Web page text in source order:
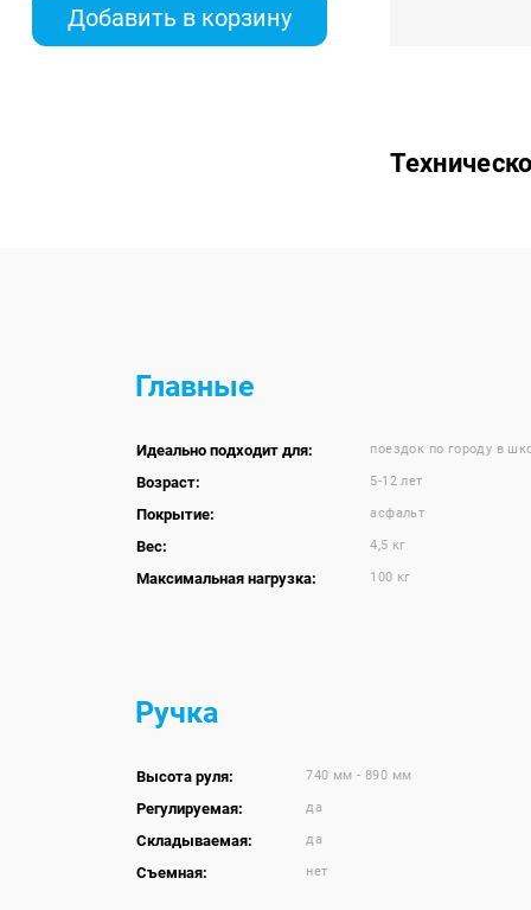
Добавить в корзину
Главные
Идеально подходит для: поездок по городу в
Возраст: 5-12 лет
Покрытие: асфальт
Вес: 4,5 кг
Максимальная нагрузка: 100 кг
Ручка
Высота руля: 740 мм - 890 мм
Регулируемая: да
Складываемая: да
Съемная: нет